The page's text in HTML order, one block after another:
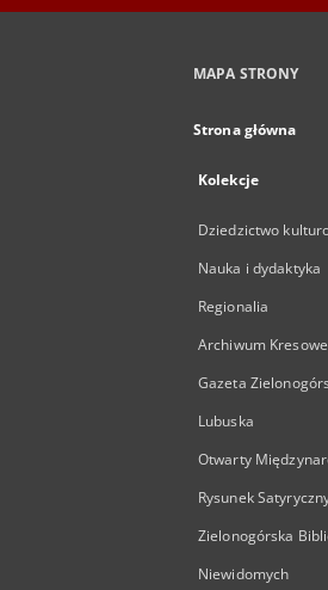
MAPA STRONY
Strona główna
Kolekcje
Dziedzictwo
Nauka i dydaktyka
Regionalia
Archiwum Kresowe
Gazeta
Lubuska
Otwarty
Rysunek
Zielonogórska
Niewidomych